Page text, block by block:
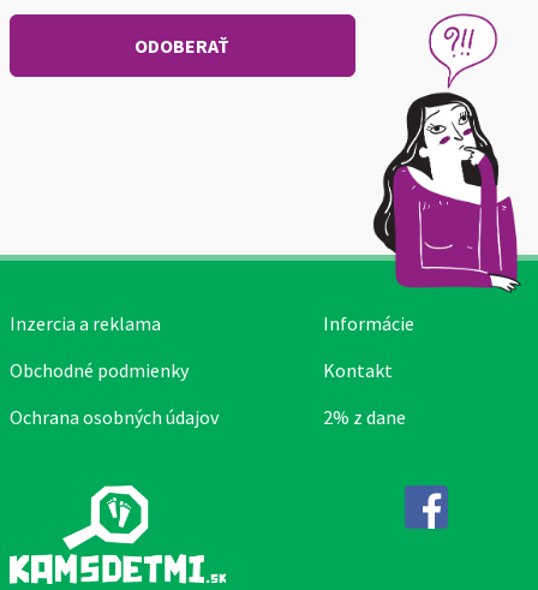
Inzercia a reklama
Obchodné podmienky
Ochrana osobných údajov
Informácie
Kontakt
2% z dane